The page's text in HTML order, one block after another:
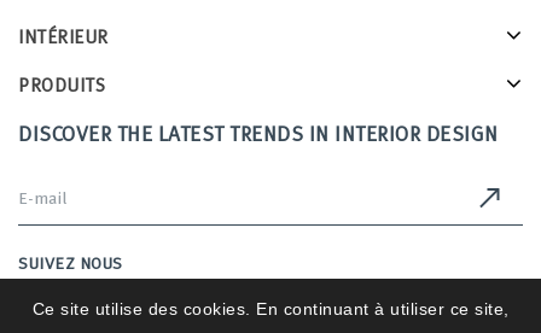
INTÉRIEUR
PRODUITS
DISCOVER THE LATEST TRENDS IN INTERIOR DESIGN
SUIVEZ NOUS
Ce site utilise des cookies. En continuant à utiliser ce site,